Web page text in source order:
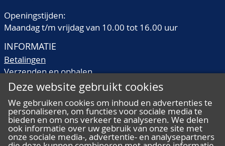
Openingstijden:
Maandag t/m vrijdag van 10.00 tot 16.00 uur
INFORMATIE
Betalingen
Verzenden en ophalen
Veilingtermen
Kwaliteitsomschrijvingen
Veelgestelde vragen
Deze website gebruikt cookies
We gebruiken cookies om inhoud en advertenties te
personaliseren, om functies voor sociale media te
bieden en om ons verkeer te analyseren. We delen
ook informatie over uw gebruik van onze site met
onze sociale media-, advertentie- en analysepartners